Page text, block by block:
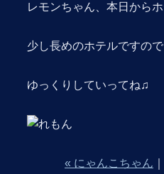
レモンちゃん、本日から
少し長めのホテルですので
ゆっくりしていってね♫
« にゃんこちゃん